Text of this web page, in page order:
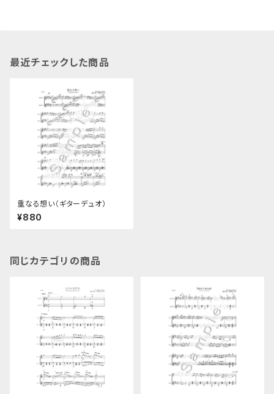
最近チェックした商品
重なる想い（ギターデュオ）
¥880
同じカテゴリの商品